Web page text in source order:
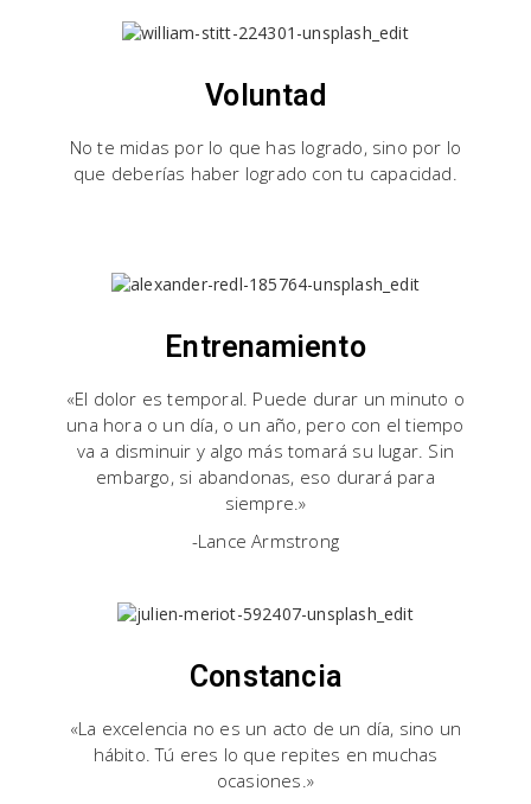
Voluntad
No te midas por lo que has logrado, sino por lo
que deberías haber logrado con tu capacidad.
Entrenamiento
«El dolor es temporal. Puede durar un minuto o
una hora o un día, o un año, pero con el tiempo
va a disminuir y algo más tomará su lugar. Sin
embargo, si abandonas, eso durará para
siempre.»
-Lance Armstrong
Constancia
«La excelencia no es un acto de un día, sino un
hábito. Tú eres lo que repites en muchas
ocasiones.»